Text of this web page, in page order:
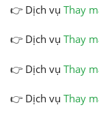
👉 Dịch vụ Thay
👉 Dịch vụ Thay
👉 Dịch vụ Thay
👉 Dịch vụ Thay